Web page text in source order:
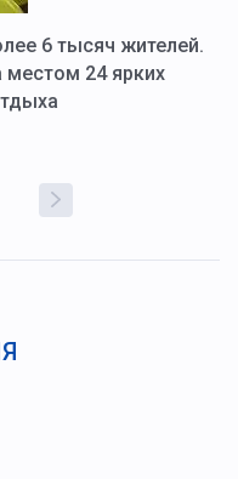
6 тысяч жителей.
24 ярких